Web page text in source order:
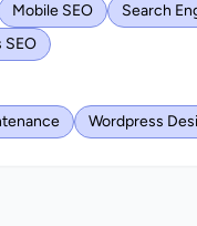
Mobile SEO Search
SEO
Wordpress